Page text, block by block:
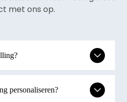
indruk en laat je een
de vrijheid van de Wijn
Geef de
de gok te hoeven
met ons op.
personaliseren?